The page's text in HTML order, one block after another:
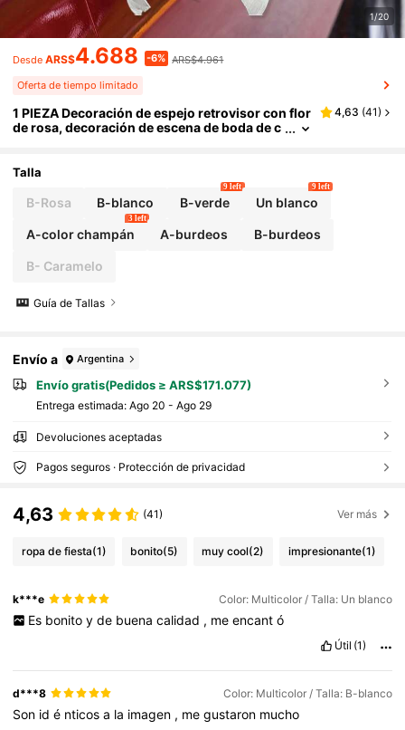
1/20
Desde ARS$4.688 -6% ARS$4.961
Oferta de tiempo limitado
1 PIEZA Decoración de espejo retrovisor con flor
de rosa, decoración de escena de boda de c
llo
4,63 (41)
Talla
B-Rosa B-blanco B-verde
9 left
Un blanco
9 left
A-color champán
3 left
A-burdeos B-burdeos
B- Caramelo
Guía de Tallas
Envío a Argentina
Envío gratis(Pedidos ≥ ARS$171.077)
Entrega estimada: Ago 20 - Ago 29
Devoluciones aceptadas
Pagos seguros · Protección de privacidad
4,63 (41) Ver más
ropa de fiesta(1) bonito(5) muy cool(2) impresionante(1)
k***e Color: Multicolor / Talla: Un blanco
Es bonito y de buena calidad , me encant ó
Útil (1)
d***8 Color: Multicolor / Talla: B-blanco
Son idé nticosa la imagen , megustaron mucho